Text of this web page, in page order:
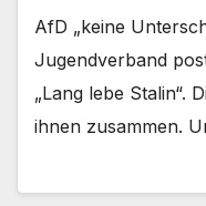
AfD „keine
Jugendverband
„Lang lebe Stalin“.
ihnen zusammen.